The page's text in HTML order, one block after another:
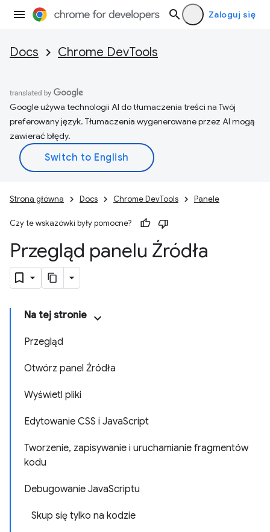
Zaloguj się
Docs Chrome DevTools
Google używa technologii AI do tłumaczenia treści na Twój
preferowany język. Tłumaczenia wygenerowane przez AI mogą
zawierać błędy.
Strona główna Docs Chrome DevTools Panele
Czy te wskazówki były pomocne?
Przegląd panelu Źródła
Na tej stronie
Przegląd
Otwórz panel Źródła
Wyświetl pliki
Edytowanie CSS i JavaScript
Tworzenie, zapisywanie i uruchamianie fragmentów
kodu
Debugowanie JavaScriptu
Skup się tylko na kodzie